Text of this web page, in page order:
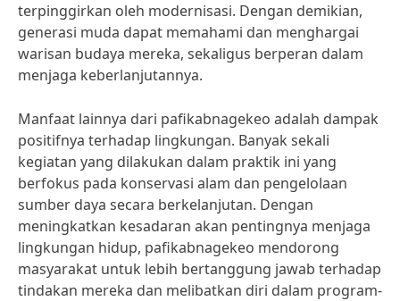
terpinggirkan oleh modernisasi. Dengan demikian,
generasi muda dapat memahami dan menghargai
warisan budaya mereka, sekaligus berperan dalam
menjaga keberlanjutannya.
Manfaat lainnya dari pafikabnagekeo adalah dampak
positifnya terhadap lingkungan. Banyak sekali
kegiatan yang dilakukan dalam praktik ini yang
berfokus pada konservasi alam dan pengelolaan
sumber daya secara berkelanjutan. Dengan
meningkatkan kesadaran akan pentingnya menjaga
lingkungan hidup, pafikabnagekeo mendorong
masyarakat untuk lebih bertanggung jawab terhadap
tindakan mereka dan melibatkan diri dalam program-